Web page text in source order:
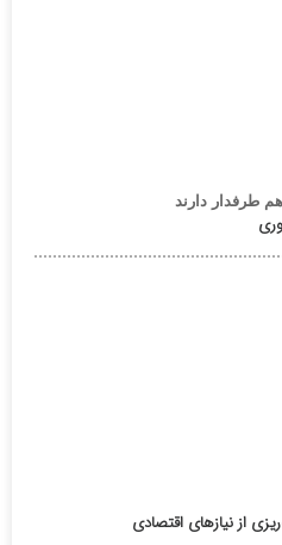
هم طرفدار دارند
از نیازهای اقتصادی